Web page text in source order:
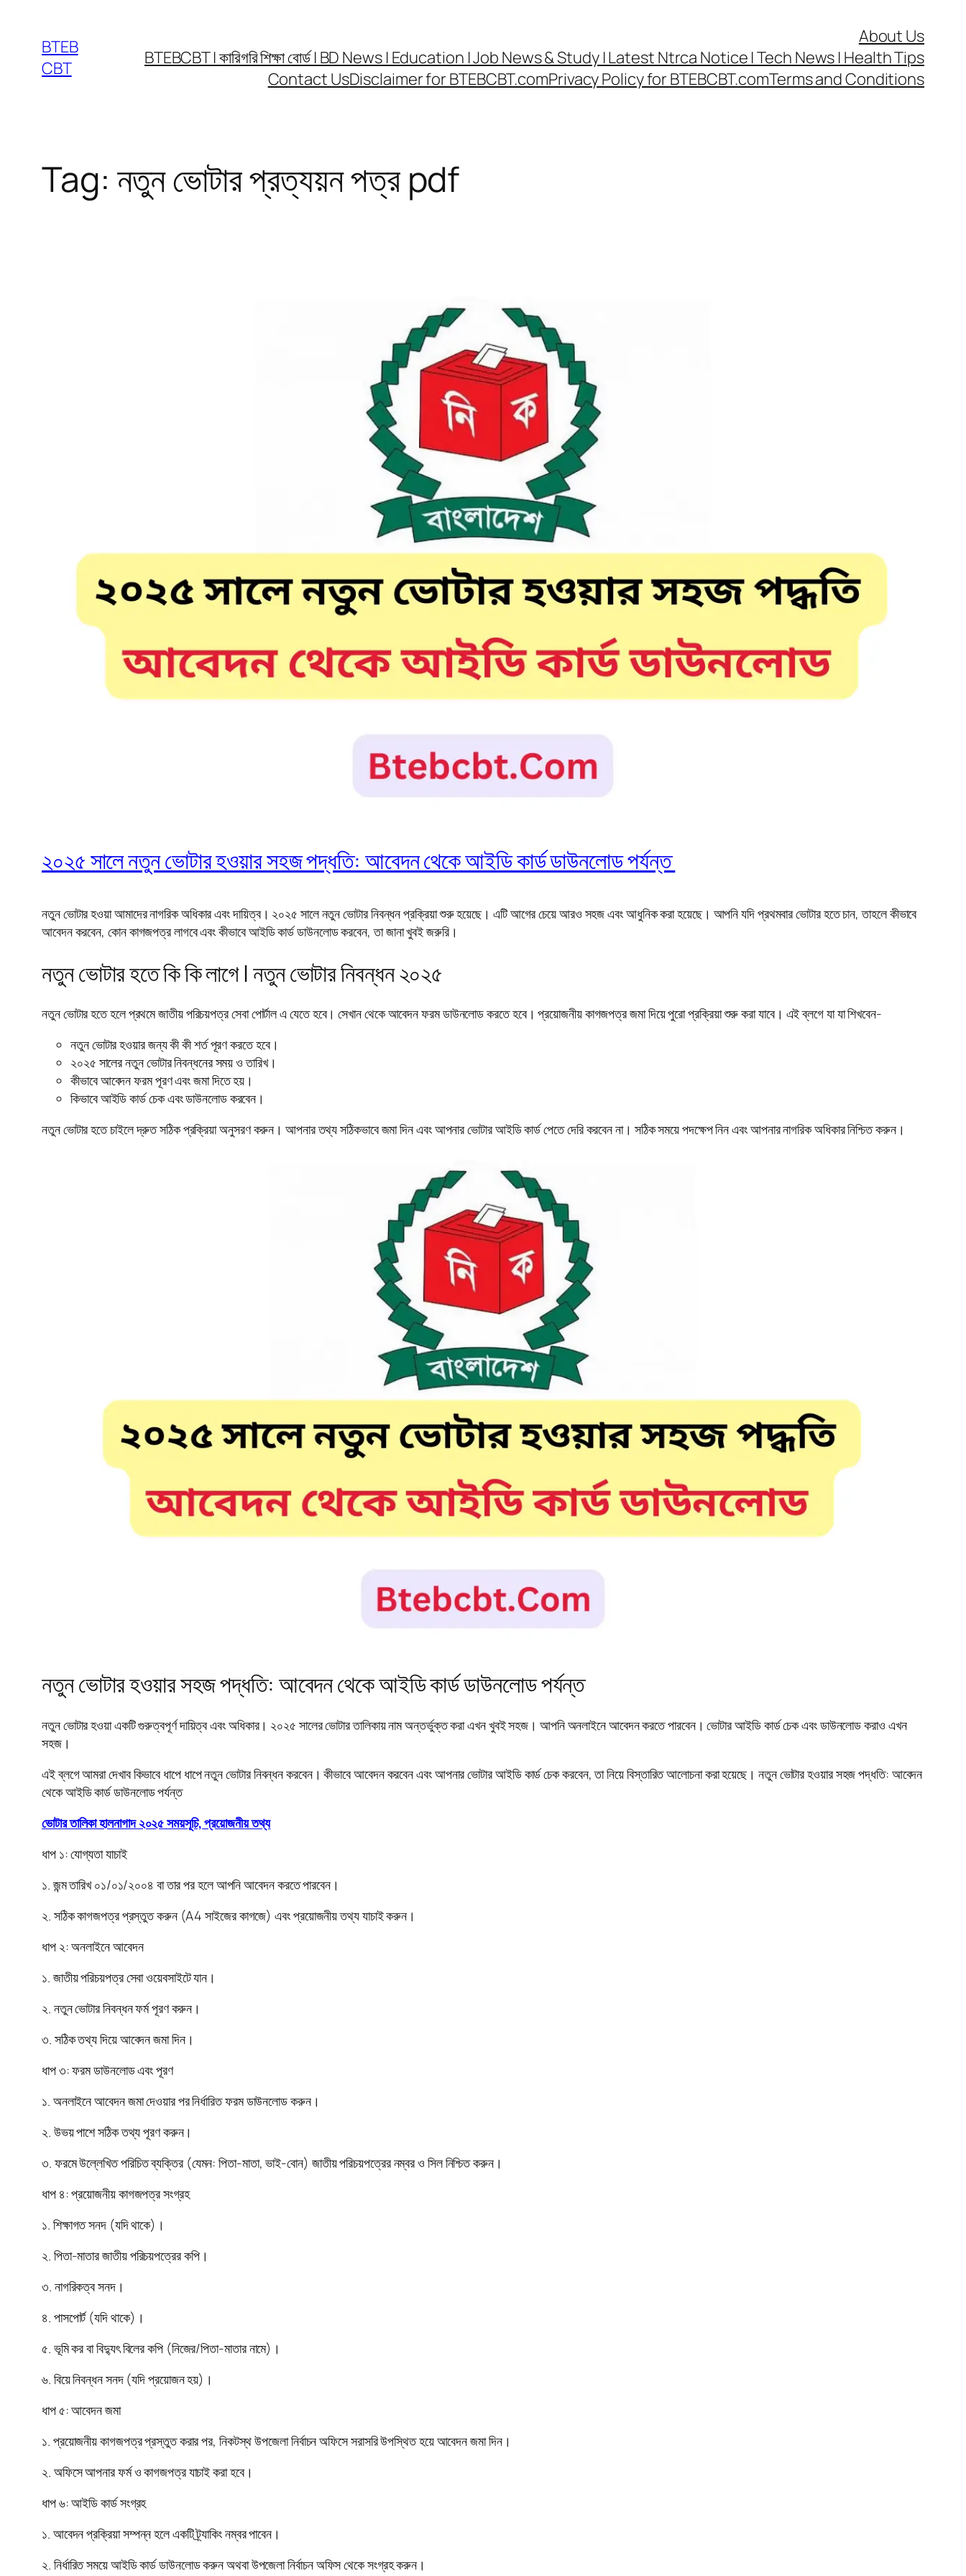
content
BTEB
CBT
About Us
BTEBCBT | কারিগরি শিক্ষা বোর্ড | BD News | Education | Job News & Study | Latest Ntrca Notice | Tech News | Health Tips
Contact UsDisclaimer for BTEBCBT.comPrivacy Policy for BTEBCBT.comTerms and Conditions
Tag: নতুন ভোটার প্রত্যয়ন পত্র pdf
২০২৫ সালে নতুন ভোটার হওয়ার সহজ পদ্ধতি: আবেদন থেকে আইডি কার্ড ডাউনলোড পর্যন্ত
নতুন ভোটার হওয়া আমাদের নাগরিক অধিকার এবং দায়িত্ব। ২০২৫ সালে নতুন ভোটার নিবন্ধন প্রক্রিয়া শুরু হয়েছে। এটি আগের চেয়ে আরও সহজ এবং আধুনিক করা হয়েছে। আপনি যদি প্রথমবার ভোটার হতে চান, তাহলে কীভাবে
আবেদন করবেন, কোন কাগজপত্র লাগবে এবং কীভাবে আইডি কার্ড ডাউনলোড করবেন, তা জানা খুবই জরুরি।
নতুন ভোটার হতে কি কি লাগে | নতুন ভোটার নিবন্ধন ২০২৫
নতুন ভোটার হতে হলে প্রথমে জাতীয় পরিচয়পত্র সেবা পোর্টাল এ যেতে হবে। সেখান থেকে আবেদন ফরম ডাউনলোড করতে হবে। প্রয়োজনীয় কাগজপত্র জমা দিয়ে পুরো প্রক্রিয়া শুরু করা যাবে। এই ব্লগে যা যা শিখবেন-
নতুন ভোটার হওয়ার জন্য কী কী শর্ত পূরণ করতে হবে।
২০২৫ সালের নতুন ভোটার নিবন্ধনের সময় ও তারিখ।
কীভাবে আবেদন ফরম পূরণ এবং জমা দিতে হয়।
কিভাবে আইডি কার্ড চেক এবং ডাউনলোড করবেন।
নতুন ভোটার হতে চাইলে দ্রুত সঠিক প্রক্রিয়া অনুসরণ করুন। আপনার তথ্য সঠিকভাবে জমা দিন এবং আপনার ভোটার আইডি কার্ড পেতে দেরি করবেন না। সঠিক সময়ে পদক্ষেপ নিন এবং আপনার নাগরিক অধিকার নিশ্চিত করুন।
নতুন ভোটার হওয়ার সহজ পদ্ধতি: আবেদন থেকে আইডি কার্ড ডাউনলোড পর্যন্ত
নতুন ভোটার হওয়া একটি গুরুত্বপূর্ণ দায়িত্ব এবং অধিকার। ২০২৫ সালের ভোটার তালিকায় নাম অন্তর্ভুক্ত করা এখন খুবই সহজ। আপনি অনলাইনে আবেদন করতে পারবেন। ভোটার আইডি কার্ড চেক এবং ডাউনলোড করাও এখন
সহজ।
এই ব্লগে আমরা দেখাব কিভাবে ধাপে ধাপে নতুন ভোটার নিবন্ধন করবেন। কীভাবে আবেদন করবেন এবং আপনার ভোটার আইডি কার্ড চেক করবেন, তা নিয়ে বিস্তারিত আলোচনা করা হয়েছে। নতুন ভোটার হওয়ার সহজ পদ্ধতি: আবেদন
থেকে আইডি কার্ড ডাউনলোড পর্যন্ত
ভোটার তালিকা হালনাগাদ ২০২৫ সময়সূচি, প্রয়োজনীয় তথ্য
ধাপ ১: যোগ্যতা যাচাই
১. জন্ম তারিখ ০১/০১/২০০৪ বা তার পর হলে আপনি আবেদন করতে পারবেন।
২. সঠিক কাগজপত্র প্রস্তুত করুন (A4 সাইজের কাগজে) এবং প্রয়োজনীয় তথ্য যাচাই করুন।
ধাপ ২: অনলাইনে আবেদন
১. জাতীয় পরিচয়পত্র সেবা ওয়েবসাইটে যান।
২. নতুন ভোটার নিবন্ধন ফর্ম পূরণ করুন।
৩. সঠিক তথ্য দিয়ে আবেদন জমা দিন।
ধাপ ৩: ফরম ডাউনলোড এবং পূরণ
১. অনলাইনে আবেদন জমা দেওয়ার পর নির্ধারিত ফরম ডাউনলোড করুন।
২. উভয় পাশে সঠিক তথ্য পূরণ করুন।
৩. ফরমে উল্লেখিত পরিচিত ব্যক্তির (যেমন: পিতা-মাতা, ভাই-বোন) জাতীয় পরিচয়পত্রের নম্বর ও সিল নিশ্চিত করুন।
ধাপ ৪: প্রয়োজনীয় কাগজপত্র সংগ্রহ
১. শিক্ষাগত সনদ (যদি থাকে)।
২. পিতা-মাতার জাতীয় পরিচয়পত্রের কপি।
৩. নাগরিকত্ব সনদ।
৪. পাসপোর্ট (যদি থাকে)।
৫. ভূমি কর বা বিদ্যুৎ বিলের কপি (নিজের/পিতা-মাতার নামে)।
৬. বিয়ে নিবন্ধন সনদ (যদি প্রয়োজন হয়)।
ধাপ ৫: আবেদন জমা
১. প্রয়োজনীয় কাগজপত্র প্রস্তুত করার পর, নিকটস্থ উপজেলা নির্বাচন অফিসে সরাসরি উপস্থিত হয়ে আবেদন জমা দিন।
২. অফিসে আপনার ফর্ম ও কাগজপত্র যাচাই করা হবে।
ধাপ ৬: আইডি কার্ড সংগ্রহ
১. আবেদন প্রক্রিয়া সম্পন্ন হলে একটি ট্র্যাকিং নম্বর পাবেন।
২. নির্ধারিত সময়ে আইডি কার্ড ডাউনলোড করুন অথবা উপজেলা নির্বাচন অফিস থেকে সংগ্রহ করুন।